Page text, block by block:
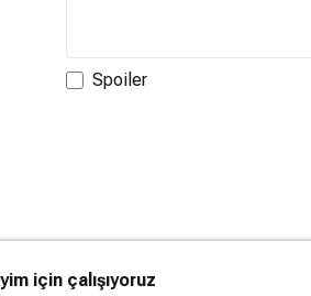
Spoiler
için çalışıyoruz